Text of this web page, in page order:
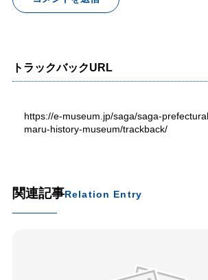
トラックバックURL
https://e-museum.jp/saga/saga-
maru-history-museum/trackback/
関連記事Relation Entry